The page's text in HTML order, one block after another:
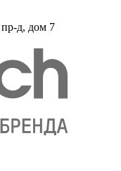
пр-д, дом 7